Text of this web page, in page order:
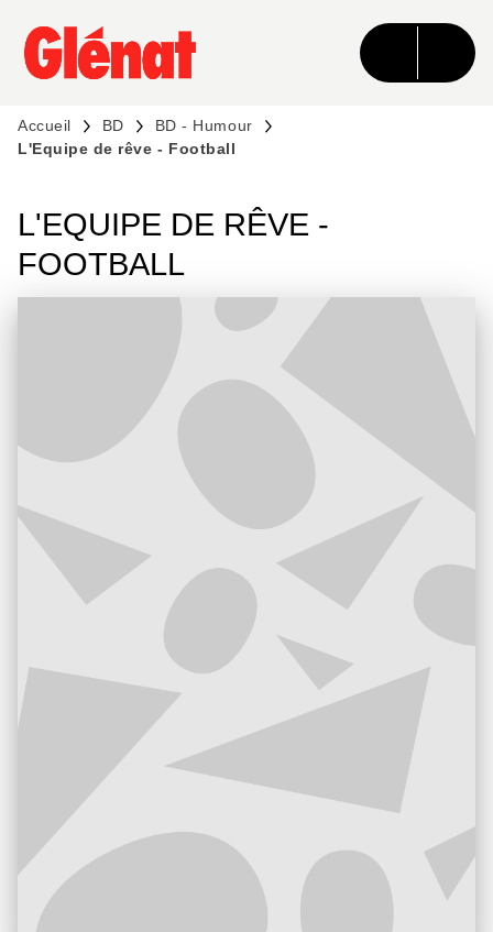
MENU RECHERCHE CONTENU
PIED DE PAGE
Accueil BD
BD - Humour
L'Equipe de rêve - Football
L'EQUIPE DE RÊVE -
FOOTBALL